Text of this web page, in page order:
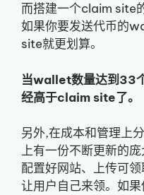
而搭建一个claim site
如果你要发送代币的
site就更划算。
当wallet数量达到33
经高于claim site了。
另外,在成本和管理上
上有一份不断更新的
配置好网站、上传可
让用户自己来领。如